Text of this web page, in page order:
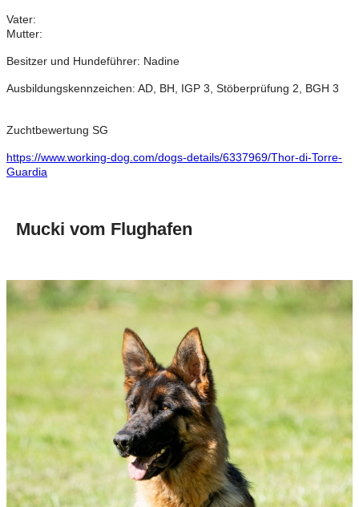
Vater:
Mutter:
Besitzer und Hundeführer: Nadine
Ausbildungskennzeichen: AD, BH, IGP 3, Stöberprüfung 2, BGH 3
Zuchtbewertung SG
https://www.working-dog.com/dogs-details/6337969/Thor-di-Torre-
Guardia
Mucki vom Flughafen